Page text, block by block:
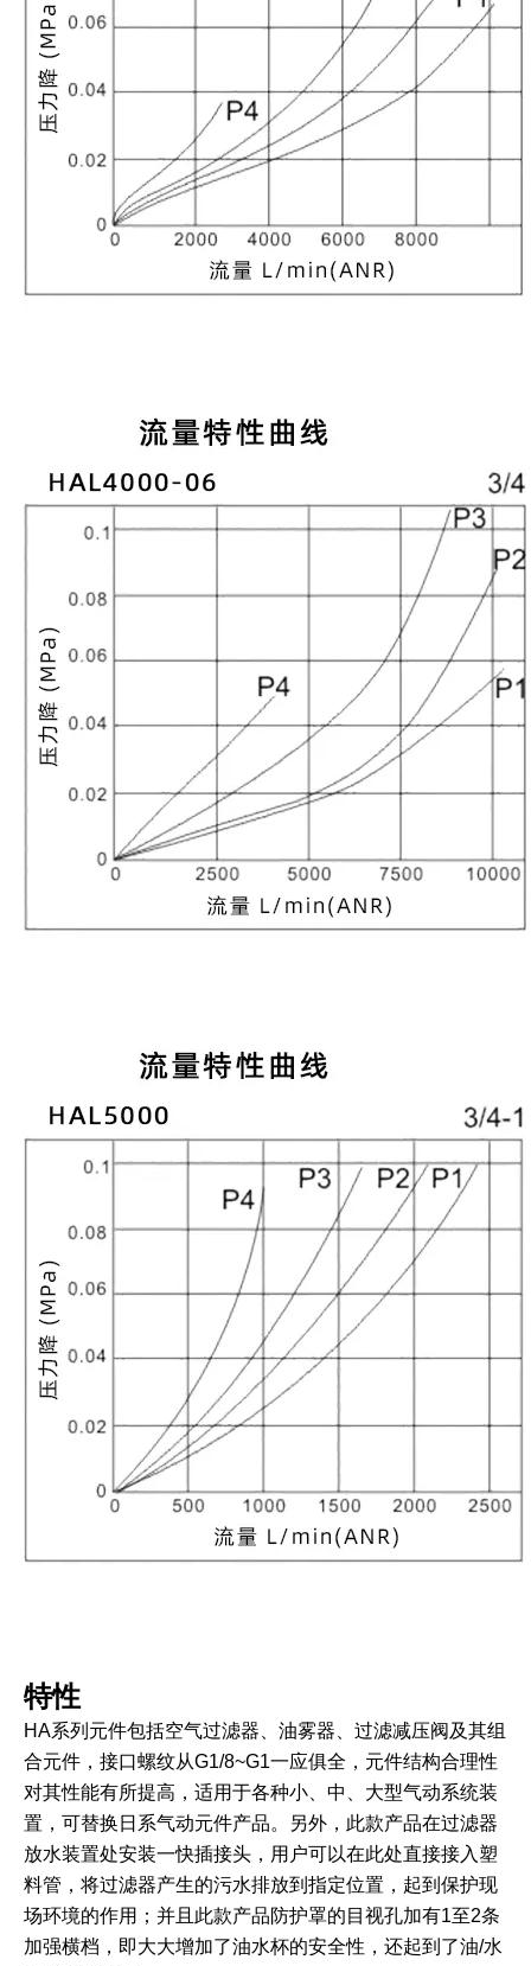
特性
HA系列元件包括空气过滤器、油雾器、过滤减压阀及其组
合元件，接口螺纹从G1/8~G1一应俱全，元件结构合理性
对其性能有所提高，适用于各种小、中、大型气动系统装
置，可替换日系气动元件产品。另外，此款产品在过滤器
放水装置处安装一快插接头，用户可以在此处直接接入塑
料管，将过滤器产生的污水排放到指定位置，起到保护现
场环境的作用；并且此款产品防护罩的目视孔加有1至2条
加强横档，即大大增加了油水杯的安全性，还起到了油/水